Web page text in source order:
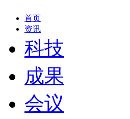
首页
资讯
科技
成果
会议